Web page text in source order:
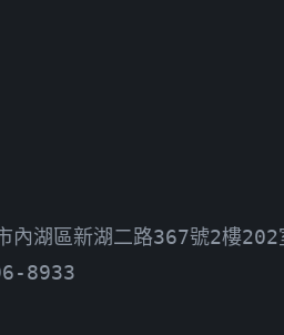
內湖區新湖二路367號2樓202
8933